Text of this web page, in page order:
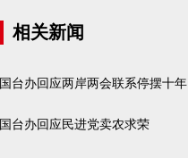
相关新闻
国台办回应两岸两会联系停摆十年
国台办回应民进党卖农求荣